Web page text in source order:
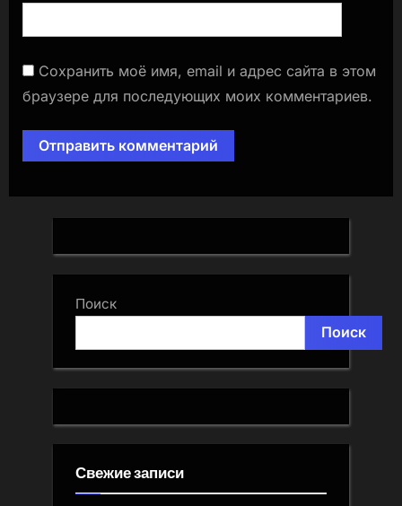
Сохранить моё имя, email и адрес сайта в этом
браузере для последующих моих комментариев.
Поиск
Поиск
Свежие записи